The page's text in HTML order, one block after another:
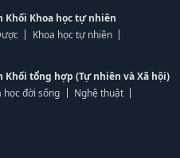
Khối Khoa học tự nhiên
Khoa học tự nhiên
tổng hợp (Tự nhiên và Xã hội)
học đời sống
Nghệ thuật